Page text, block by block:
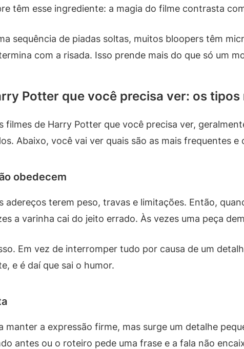
têm esse ingrediente: a magia do filme contrasta
sequência de piadas soltas, muitos bloopers têm
com a risada. Isso prende mais do que só um
Potter que você precisa ver: os
filmes de Harry Potter que você precisa ver,
Abaixo, você vai ver quais são as mais frequentes
obedecem
adereços terem peso, travas e limitações. Então,
a varinha cai do jeito errado. Às vezes uma peça
Em vez de interromper tudo por causa de um
e é daí que sai o humor.
manter a expressão firme, mas surge um detalhe
antes ou o roteiro pede uma frase e a fala não